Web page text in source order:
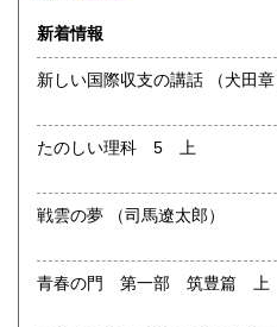
沿線名：-
最寄駅：-
営業時間：-
定休日：-
書籍の買取について
取り扱い分野
総記、哲学宗教、歴史、社会
語国文、外国文学、古典籍、近
カルチャー、古書一般（その他
新着情報
新しい国際収支の講話 （犬田
たのしい理科 5 上
戦雲の夢 （司馬遼太郎）